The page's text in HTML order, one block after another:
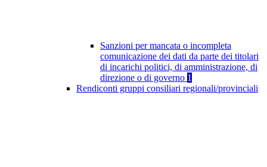
Sanzioni per mancata o incompleta
comunicazione dei dati da parte dei titolari
di incarichi politici, di amministrazione, di
direzione o di governo 1
Rendiconti gruppi consiliari regionali/provinciali